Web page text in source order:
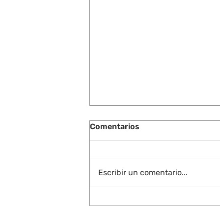
Comentarios
Escribir un comentario...